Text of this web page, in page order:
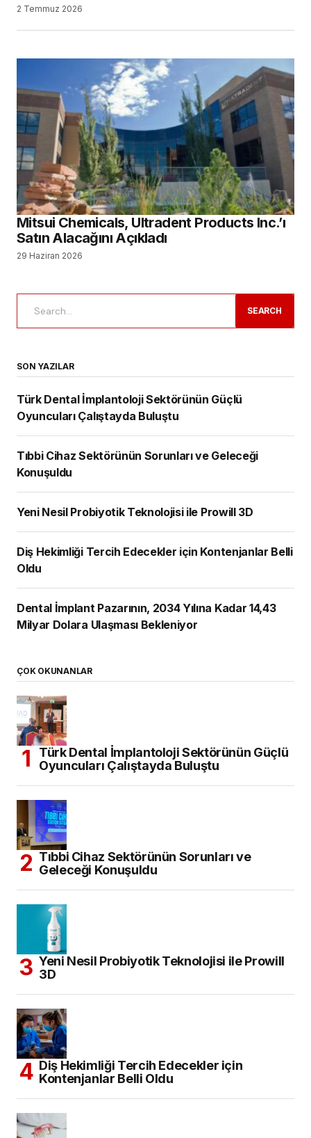
2 Temmuz 2026
Mitsui Chemicals, Ultradent Products Inc.’ı
Satın Alacağını Açıkladı
29 Haziran 2026
SEARCH
SON YAZILAR
Türk Dental İmplantoloji Sektörünün Güçlü
Oyuncuları Çalıştayda Buluştu
Tıbbi Cihaz Sektörünün Sorunları ve Geleceği
Konuşuldu
Yeni Nesil Probiyotik Teknolojisi ile Prowill 3D
Diş Hekimliği Tercih Edecekler için Kontenjanlar Belli
Oldu
Dental İmplant Pazarının, 2034 Yılına Kadar 14,43
Milyar Dolara Ulaşması Bekleniyor
ÇOK OKUNANLAR
Türk Dental İmplantoloji Sektörünün Güçlü
Oyuncuları Çalıştayda Buluştu
Tıbbi Cihaz Sektörünün Sorunları ve
Geleceği Konuşuldu
Yeni Nesil Probiyotik Teknolojisi ile Prowill
3D
Diş Hekimliği Tercih Edecekler için
Kontenjanlar Belli Oldu